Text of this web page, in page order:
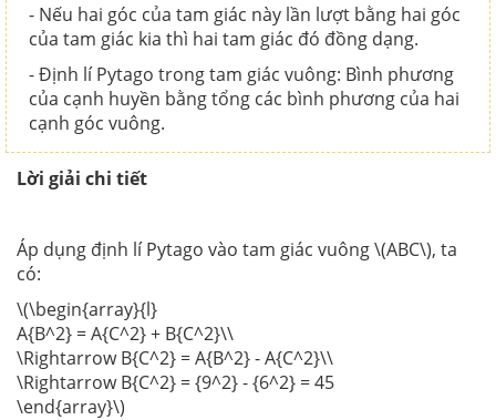
- Nếu hai góc của tam giác này lần lượt bằng hai góc
của tam giác kia thì hai tam giác đó đồng dạng.
- Định lí Pytago trong tam giác vuông: Bình phương
của cạnh huyền bằng tổng các bình phương của hai
cạnh góc vuông.
Lời giải chi tiết
Áp dụng định lí Pytago vào tam giác vuông \(ABC\), ta
có:
\(\begin{array}{l}
A{B^2} = A{C^2} + B{C^2}\\
\Rightarrow B{C^2} = A{B^2} - A{C^2}\\
\Rightarrow B{C^2} = {9^2} - {6^2} = 45
\end{array}\)